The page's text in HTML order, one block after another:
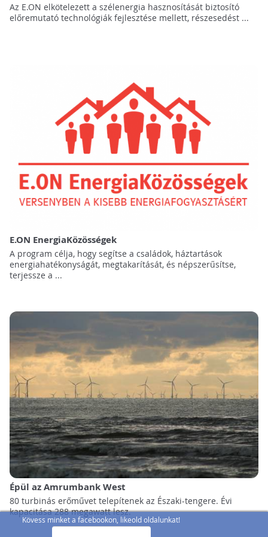
Kövess minket a facebookon, likeold oldalunkat!
Az E.ON elkötelezett a szélenergia hasznosítását biztosító
előremutató technológiák fejlesztése mellett, részesedést ...
E.ON EnergiaKözösségek
A program célja, hogy segítse a családok, háztartások
energiahatékonyságát, megtakarítását, és népszerűsítse,
terjessze a ...
Épül az Amrumbank West
80 turbinás erőművet telepítenek az Északi-tengere. Évi
kapacitása 288 megawatt lesz.